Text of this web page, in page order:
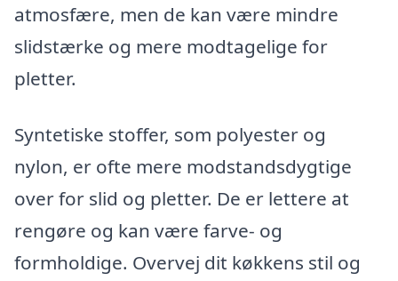
atmosfære, men de kan være mindre
slidstærke og mere modtagelige for
pletter.
Syntetiske stoffer, som polyester og
nylon, er ofte mere modstandsdygtige
over for slid og pletter. De er lettere at
rengøre og kan være farve- og
formholdige. Overvej dit køkkens stil og